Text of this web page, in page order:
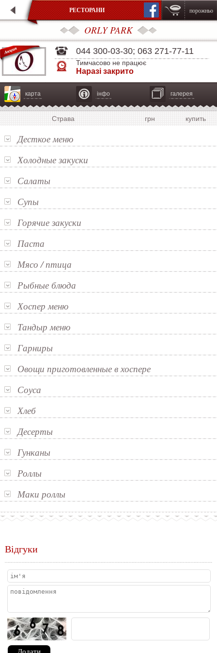
РЕСТОРАНИ порожньо
ORLY PARK
044 300-03-30; 063 271-77-11
Тимчасово не працює
Наразі закрито
карта інфо галерея
Страва грн купить
Десткое меню
Холодные закуски
Салаты
Супы
Горячие закуски
Паста
Мясо / птица
Рыбные блюда
Хоспер меню
Тандыр меню
Гарниры
Овощи приготовленные в хоспере
Соуса
Хлеб
Десерты
Гунканы
Роллы
Маки роллы
Відгуки
Додати